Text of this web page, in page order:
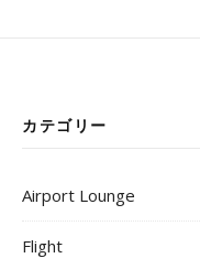
カテゴリー
Airport Lounge
Flight